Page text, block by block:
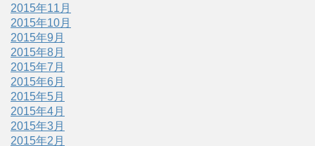
2015年11月
2015年10月
2015年9月
2015年8月
2015年7月
2015年6月
2015年5月
2015年4月
2015年3月
2015年2月